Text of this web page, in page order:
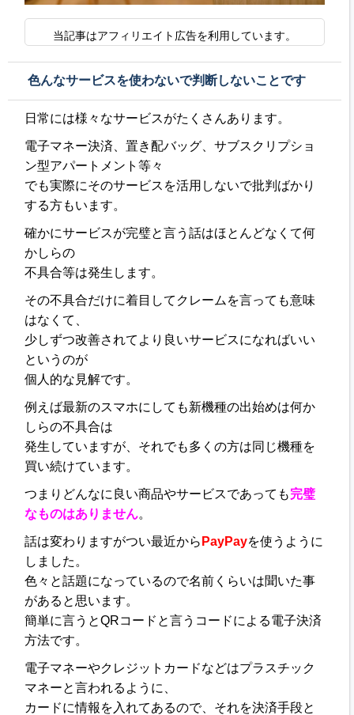
当記事はアフィリエイト広告を利用しています。
色んなサービスを使わないで判断しないことです
日常には様々なサービスがたくさんあります。
電子マネー決済、置き配バッグ、サブスクリプショ
ン型アパートメント等々
でも実際にそのサービスを活用しないで批判ばかり
する方もいます。
確かにサービスが完璧と言う話はほとんどなくて何
かしらの
不具合等は発生します。
その不具合だけに着目してクレームを言っても意味
はなくて、
少しずつ改善されてより良いサービスになればいい
というのが
個人的な見解です。
例えば最新のスマホにしても新機種の出始めは何か
しらの不具合は
発生していますが、それでも多くの方は同じ機種を
買い続けています。
つまりどんなに良い商品やサービスであっても完璧
なものはありません。
話は変わりますがつい最近から PayPayを使うように
しました。
色々と話題になっているので名前くらいは聞いた事
があると思います。
簡単に言うとQRコードと言うコードによる電子決済
方法です。
電子マネーやクレジットカードなどはプラスチック
マネーと言われるように、
カードに情報を入れてあるので、それを決済手段と